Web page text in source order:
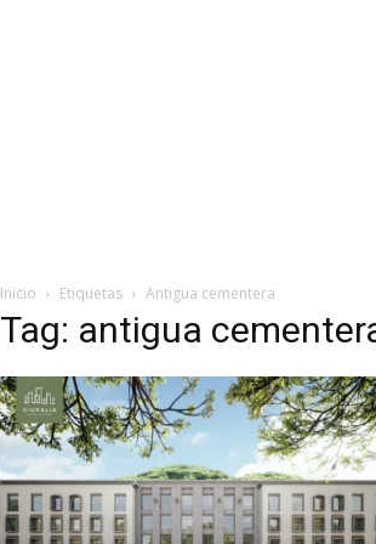
Inicio Etiquetas Antigua cementera
Tag: antigua